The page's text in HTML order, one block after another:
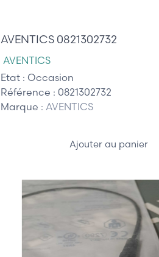
AVENTICS 0821302732
AVENTICS
Etat : Occasion
Référence : 0821302732
Marque : AVENTICS
Ajouter au panier